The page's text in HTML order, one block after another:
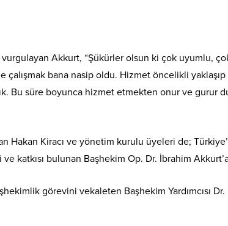
Akkurt, “Şükürler olsun ki çok uyumlu,
çalışmak bana nasip oldu. Hizmet öncelikli
Bu süre boyunca hizmet etmekten onur ve gurur
Hakan Kiracı ve yönetim kurulu üyeleri de;
katkısı bulunan Başhekim Op. Dr. İbrahim
görevini vekaleten Başhekim Yardımcısı